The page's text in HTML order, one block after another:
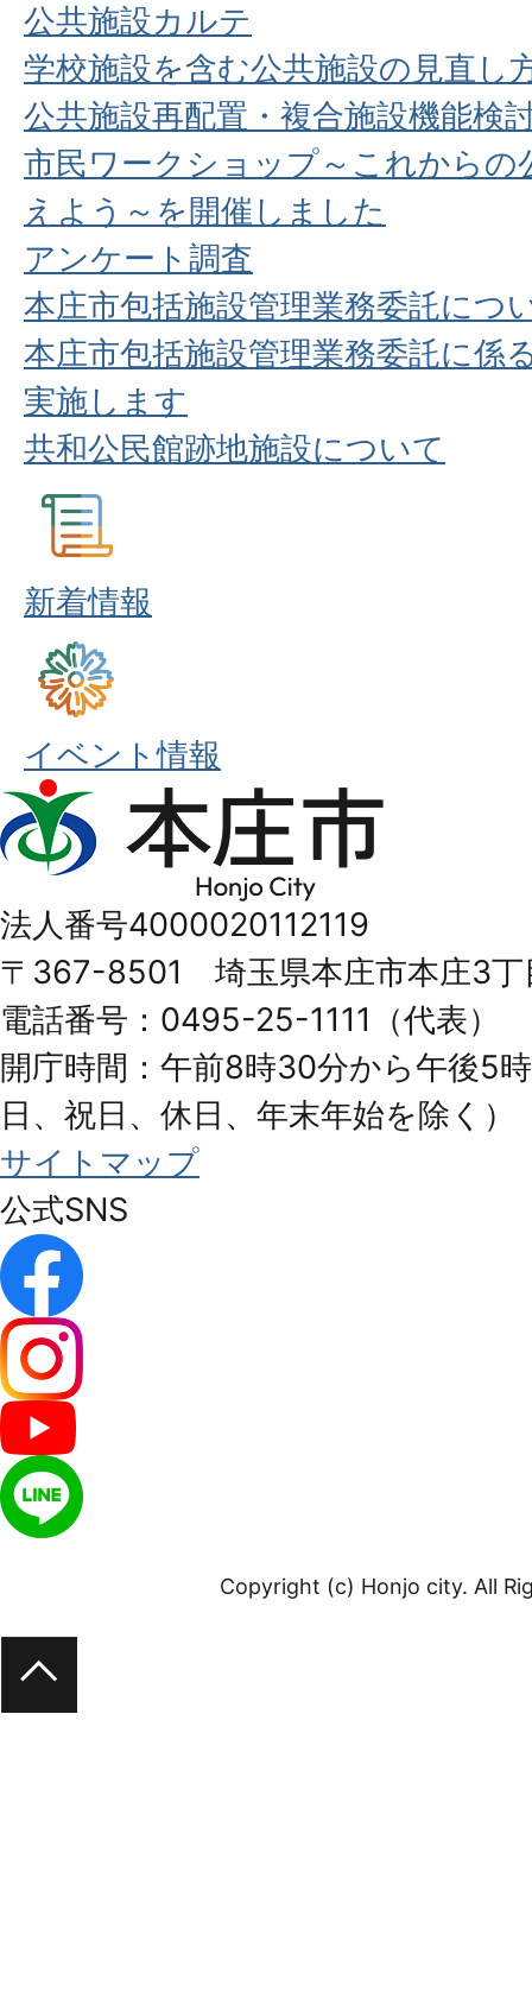
公共施設カルテ
学校施設を含む公共施設の見直し
公共施設再配置・複合施設機能検
市民ワークショップ～これからの
えよう～を開催しました
アンケート調査
本庄市包括施設管理業務委託につ
本庄市包括施設管理業務委託に係
実施します
共和公民館跡地施設について
新着情報
イベント情報
本
庄
Honjo
City
法人番号4000020112119
〒367-8501 埼玉県本庄市本庄3丁
電話番号：0495-25-1111（代表）
開庁時間：午前8時30分から午後5
日、祝日、休日、年末年始を除く）
サイトマップ
公式SNS
Copyright (c) Honjo city. All